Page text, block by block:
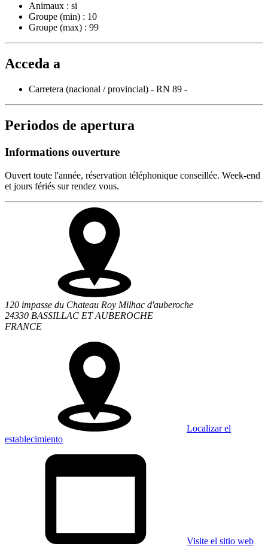
Animaux : si
Groupe (min) : 10
Groupe (max) : 99
Acceda a
Carretera (nacional / provincial) - RN 89 -
Periodos de apertura
Informations ouverture
Ouvert toute l'année, réservation téléphonique conseillée. Week-end
et jours fériés sur rendez vous.
120 impasse du Chateau Roy Milhac d'auberoche
24330 BASSILLAC ET AUBEROCHE
FRANCE
Localizar el
establecimiento
Visite el sitio web